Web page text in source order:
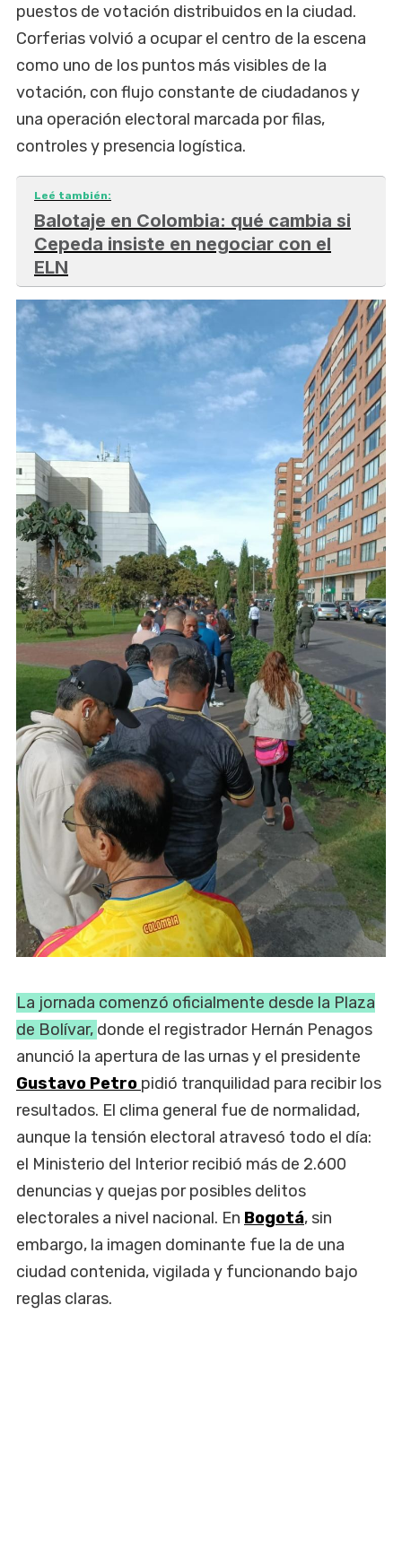
puestos de votación distribuidos en la ciudad.
Corferias volvió a ocupar el centro de la escena
como uno de los puntos más visibles de la
votación, con flujo constante de ciudadanos y
una operación electoral marcada por filas,
controles y presencia logística.
Leé también:
Balotaje en Colombia: qué cambia si
Cepeda insiste en negociar con el
ELN
La jornada comenzó oficialmente desde la Plaza
de Bolívar, donde el registrador Hernán Penagos
anunció la apertura de las urnas y el presidente
Gustavo Petro pidió tranquilidad para recibir los
resultados. El clima general fue de normalidad,
aunque la tensión electoral atravesó todo el día:
el Ministerio del Interior recibió más de 2.600
denuncias y quejas por posibles delitos
electorales a nivel nacional. En Bogotá, sin
embargo, la imagen dominante fue la de una
ciudad contenida, vigilada y funcionando bajo
reglas claras.